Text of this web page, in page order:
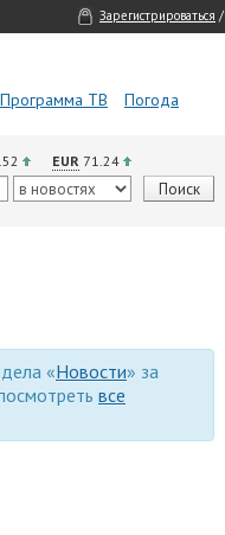
Зарегистрироваться /
Программа ТВ Погода
EUR 71.24
«Новости» за
все